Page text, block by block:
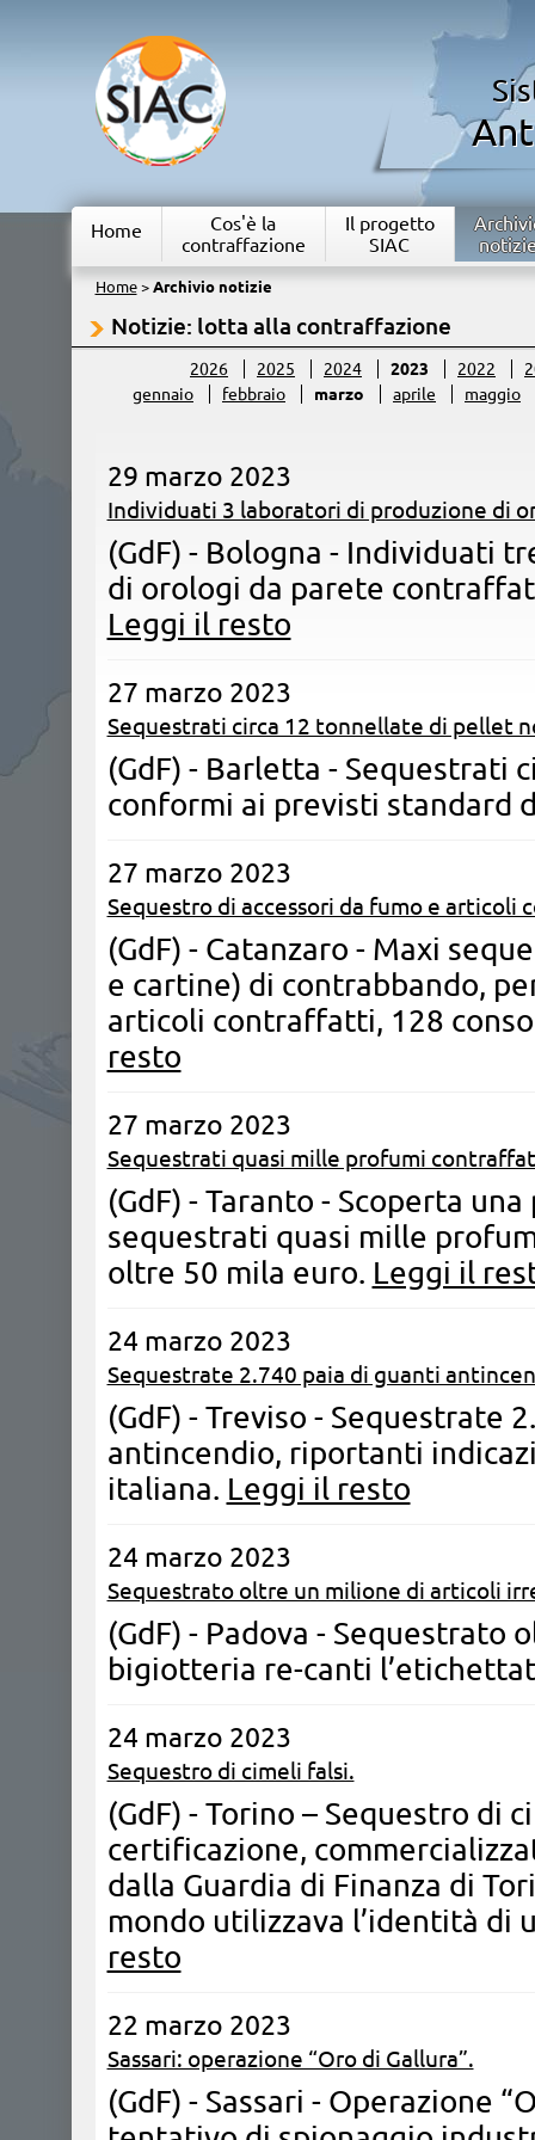
Home
Cos'è la
contraffazione
Il progetto
SIAC
Home> Archivio notizie
Notizie: lotta alla contraffazione
2026 2025 2024 2023 2022
gennaio
febbraio marzo aprile maggio
29 marzo 2023
Individuati 3 laboratori di produzione di
(GdF) - Bologna - Individuati
di orologi da parete
Leggi il resto
27 marzo 2023
Sequestrati circa 12 tonnellate di pellet
(GdF) - Barletta - Sequestrati
conformi ai previsti standard
27 marzo 2023
Sequestro di accessori da fumo e articoli
(GdF) - Catanzaro - Maxi
e cartine) di contrabbando,
articoli contraffatti, 128
resto
27 marzo 2023
Sequestrati quasi mille profumi
(GdF) - Taranto - Scoperta
sequestrati quasi mille
oltre 50 mila euro. Leggi il
24 marzo 2023
Sequestrate 2.740 paia di guanti
(GdF) - Treviso - Sequestrate
antincendio, riportanti
italiana. Leggi il resto
24 marzo 2023
Sequestrato oltre un milione di articoli
(GdF) - Padova -
bigiotteria re-canti
24 marzo 2023
Sequestro di cimeli falsi.
(GdF) - Torino – Sequestro di
certificazione,
dalla Guardia di Finanza di
mondo utilizzava l’identità di
resto
22 marzo 2023
Sassari: operazione “Oro di Gallura”.
(GdF) - Sassari - Operazione